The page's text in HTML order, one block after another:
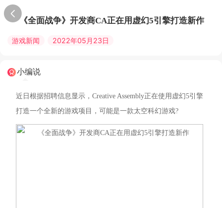
《全面战争》开发商CA正在用虚幻5引擎打造新作
游戏新闻 2022年05月23日
小编说
近日根据招聘信息显示，Creative Assembly正在使用虚幻5引擎
打造一个全新的游戏项目，可能是一款太空科幻游戏?